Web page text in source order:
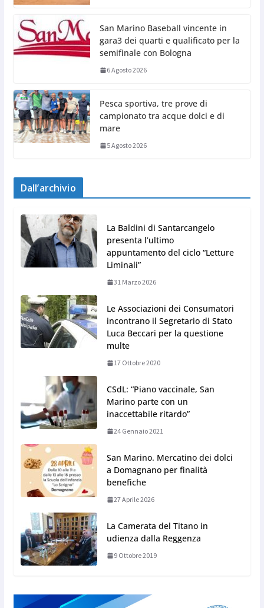
San Marino Baseball vincente in
gara3 dei quarti e qualificato per la
semifinale con Bologna
6 Agosto 2026
Pesca sportiva, tre prove di
campionato tra acque dolci e di
mare
5 Agosto 2026
Dall’archivio
La Baldini di Santarcangelo
presenta l’ultimo
appuntamento del ciclo “Letture
Liminali”
31 Marzo 2026
Le Associazioni dei Consumatori
incontrano il Segretario di Stato
Luca Beccari per la questione
multe
17 Ottobre 2020
CSdL: “Piano vaccinale, San
Marino parte con un
inaccettabile ritardo”
24 Gennaio 2021
San Marino. Mercatino dei dolci
a Domagnano per finalità
benefiche
27 Aprile 2026
La Camerata del Titano in
udienza dalla Reggenza
9 Ottobre 2019